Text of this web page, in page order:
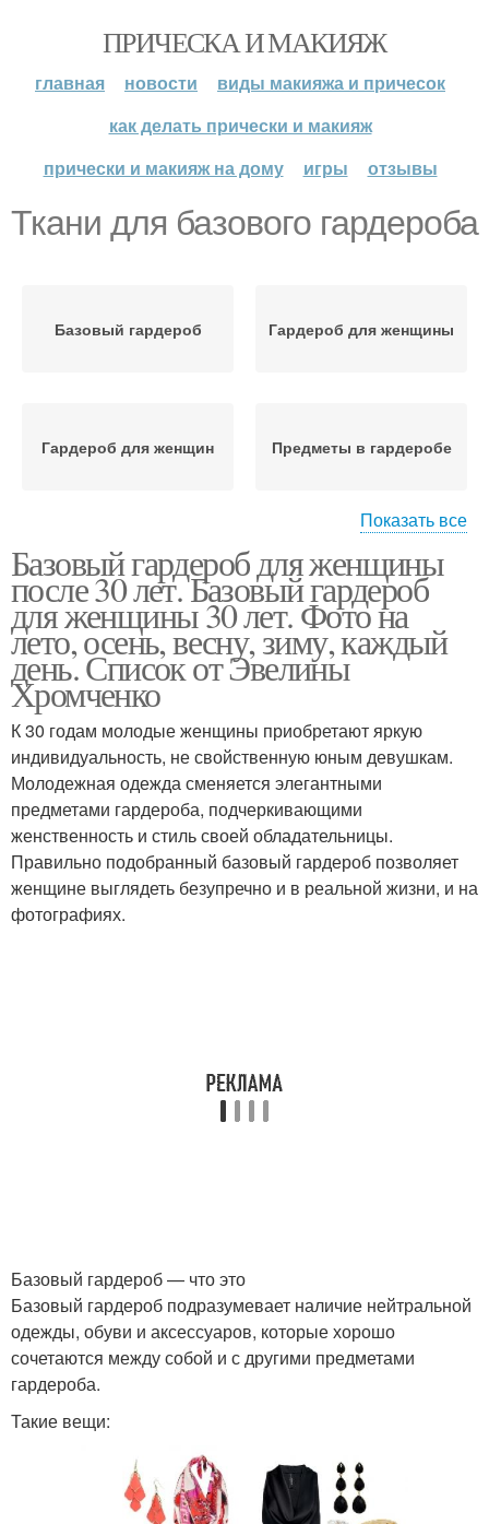
ПРИЧЕСКА И МАКИЯЖ
главная новости
виды макияжа и причесок
как делать прически и макияж
прически и макияж на дому
игры отзывы
Ткани для базового гардероба
Базовый гардероб Гардероб для женщины
Гардероб для женщин Предметы в гардеробе
Капсульный гардероб
гардеробе
Женский гардероб
Показать все
Базовый гардероб для женщины
после 30 лет. Базовый гардероб
для женщины 30 лет. Фото на
лето, осень, весну, зиму, каждый
день. Список от Эвелины
Хромченко
К 30 годам молодые женщины приобретают яркую
индивидуальность, не свойственную юным девушкам.
Молодежная одежда сменяется элегантными
предметами гардероба, подчеркивающими
женственность и стиль своей обладательницы.
Правильно подобранный базовый гардероб позволяет
женщине выглядеть безупречно и в реальной жизни, и на
фотографиях.
Базовый гардероб — что это
Базовый гардероб подразумевает наличие нейтральной
одежды, обуви и аксессуаров, которые хорошо
сочетаются между собой и с другими предметами
гардероба.
Такие вещи: